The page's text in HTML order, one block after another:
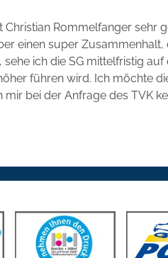
Rommelfanger sehr
einen super Zusammenhalt,
ich die SG mittelfristig
führen wird. Ich möchte
bei der Anfrage des TVK